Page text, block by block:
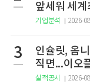
앞세워 세
기업분석 2026-
3
인슐릿, 옴
직면...이오
구
실적공시 2026-